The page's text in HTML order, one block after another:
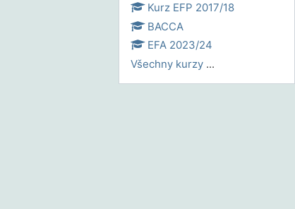
Kurz EFP 2017/18
BACCA
EFA 2023/24
Všechny kurzy ...